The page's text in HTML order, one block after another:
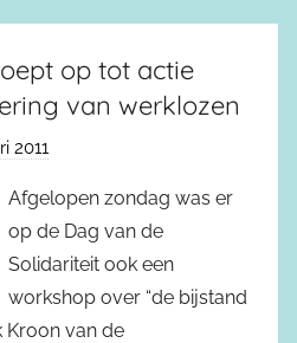
op tot actie
van werklozen
2011
Afgelopen zondag was er
op de Dag van de
Solidariteit ook een
workshop over “de bijstand
Kroon van de